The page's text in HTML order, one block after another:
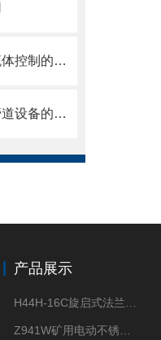
气动铝合金管夹阀：工业流体控制的创新选择
英标衬胶隔膜阀：工业用管道设备的优选之选
产品展示